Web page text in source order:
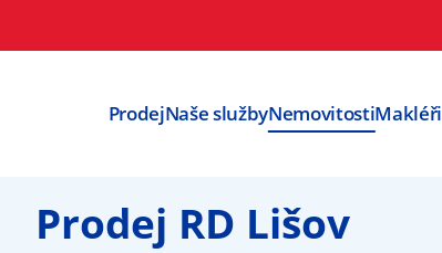
ProdejNaše službyNemovitostiMakléři
Prodej RD Lišov